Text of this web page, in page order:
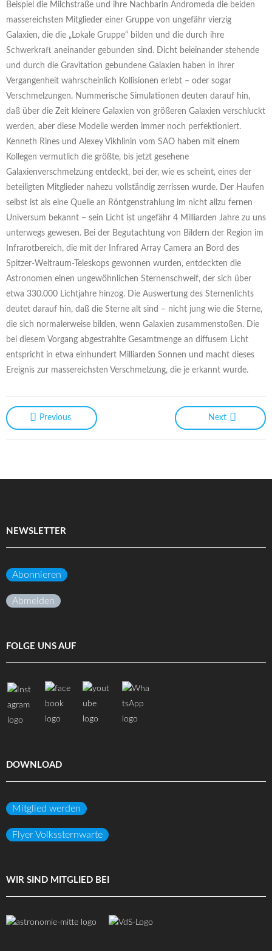
Beispiel die Milchstraße und ihre Nachbarin Andromeda die beiden
massereichsten Mitglieder einer Gruppe von ungefähr vierzig
Galaxien, die die „Lokale Gruppe“ bilden und die durch ihre
Schwerkraft aneinander gebunden sind. Dicht beieinander stehende
und durch die Gravitation gebundene Galaxien haben in ihrer
Vergangenheit wahrscheinlich Kollisionen erlebt – oder sogar
Verschmelzungen. Nummerische Simulationen deuten darauf hin,
daß über die Zeit kleinere Galaxien von größeren Galaxien verschluckt
werden, aber diese Modelle werden immer noch perfektioniert.
Kenneth Rines und Alexey Vikhlinin vom SAO haben mit einem
Kollegen vermutlich die größte, bis jetzt gesehene
Galaxienverschmelzung entdeckt, bei der, wie es scheint, eines der
beteiligten Mitglieder nahezu vollständig zerrissen wurde. Der Haufen
selbst ist als eine Quelle an Röntgenstrahlung im nicht allzu fernen
Universum bekannt – sein Licht ist ungefähr 4 Milliarden Jahre zu uns
unterwegs gewesen. Bei der Begutachtung von Bildern der Region im
Infrarotbereich, die mit der Infrared Array Camera an Bord des
Spitzer-Weltraum-Teleskops gewonnen wurden, entdeckten die
Astronomen einen ungewöhnlichen Sternenschweif, der sich über
etwa 330.000 Lichtjahre hinzog. Die Auswertung des Sternenlichts
deutet darauf hin, daß die Sterne alt sind – nicht jung wie die Sterne,
die sich normalerweise bilden, wenn Galaxien zusammenstoßen. Die
bei diesem Vorgang abgestrahlte Gesamtmenge an diffusem Licht
entspricht in etwa einhundert Milliarden Sonnen und macht dieses
Ereignis zur massereichsten Verschmelzung, die je erkannt wurde.
Previous Next
NEWSLETTER
Abonnieren
Abmelden
FOLGE UNS AUF
DOWNLOAD
Mitglied werden
Flyer Volkssternwarte
WIR SIND MITGLIED BEI